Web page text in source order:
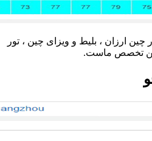
چین ارزان ، بلیط و ویزای چین ، تور
چین تخصص ماست.